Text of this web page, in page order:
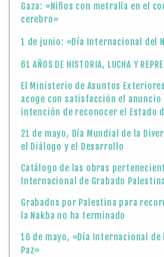
Gaza: «Niños con metralla en el
cerebro»
1 de junio: «Día Internacional del
61 AÑOS DE HISTORIA, LUCHA Y
El Ministerio de Asuntos
acoge con satisfacción el anuncio
intención de reconocer el Estado
21 de mayo, Día Mundial de la
el Diálogo y el Desarrollo
Catálogo de las obras
Internacional de Grabado
Grabados por Palestina para
la Nakba no ha terminado
16 de mayo, «Día Internacional de
Paz»